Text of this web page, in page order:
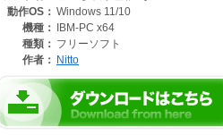
・Powerが0になるとGameOver。Retryで同
・アイテムをとったり敵を倒したりすると
・ステージを進むにつれて、迷路が大きくな
・４ステージをクリアするたびにセレモニーが
・HARDモードで、あるステージまですべて
・あるステージをクリアするとクレジットが
4.操作
動作OS： Windows 11/10
機種：
IBM-PC x64
種類： フリーソフト
作者： Nitto